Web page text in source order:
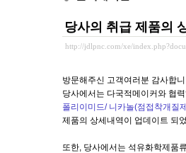
당사의 취급 제품의
http://jdlpnc.com/xe/
방문해주신 고객여러분 감사합
당사에서는 다국적메이커와 협
폴리이미드/ 니카놀(점접착개질
제품의 상세내역이 업데이트 되
또한, 당사에서는 석유화학제품